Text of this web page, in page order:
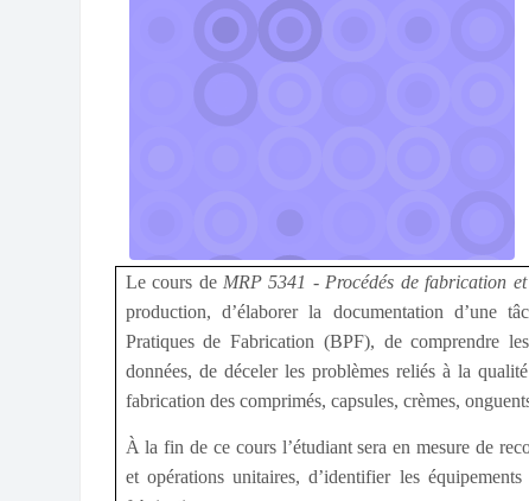
Le cours de MRP 5341 - Procédés de fabrication
production, d’élaborer la documentation d’une
Pratiques de Fabrication (BPF), de comprendre
données, de déceler les problèmes reliés à la
fabrication des comprimés, capsules, crèmes,
À la fin de ce cours l’étudiant sera en mesure de
et opérations unitaires, d’identifier les